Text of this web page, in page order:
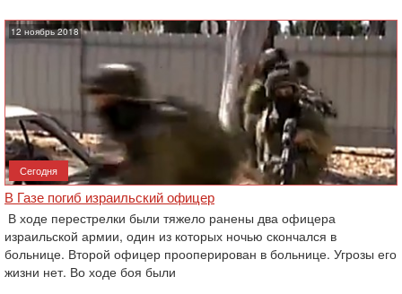
12 ноябрь 2018
Сегодня
В Газе погиб израильский офицер
В ходе перестрелки были тяжело ранены два офицера
израильской армии, один из которых ночью скончался в
больнице. Второй офицер прооперирован в больнице. Угрозы его
жизни нет. Во ходе боя были